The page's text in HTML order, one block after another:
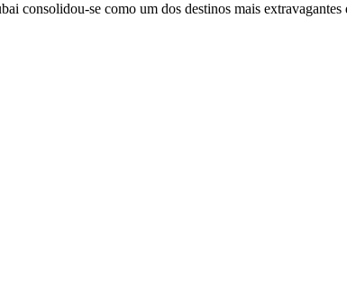
consolidou-se como um dos destinos mais